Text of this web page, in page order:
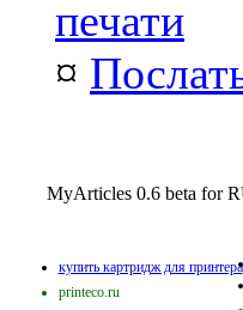
печати
¤
MyArticles 0.6 beta for
купить картридж для принтера
printeco.ru